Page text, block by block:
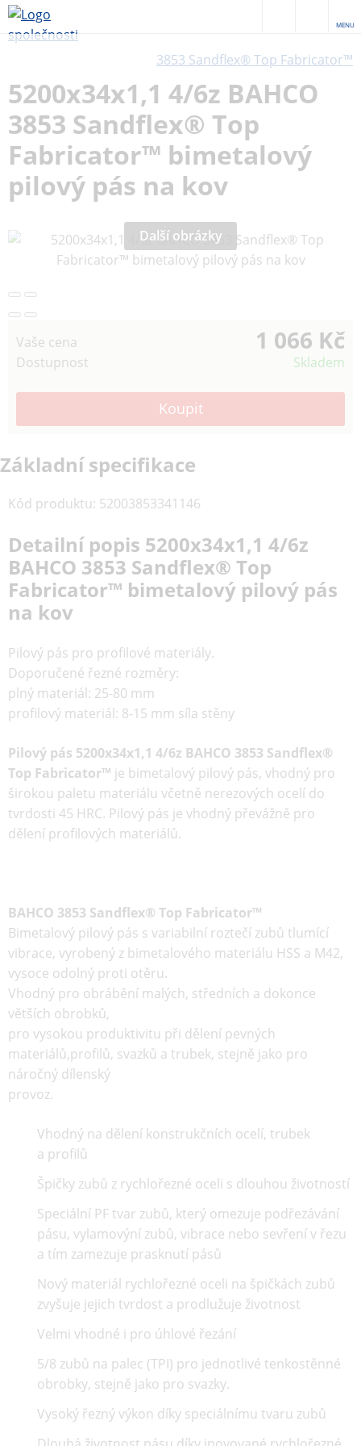
MENU
3853 Sandflex® Top Fabricator™
5200x34x1,1 4/6z BAHCO
3853 Sandflex® Top
Fabricator™ bimetalový
pilový pás na kov
Další obrázky
Vaše cena 1 066 Kč
Dostupnost Skladem
Základní specifikace
Kód produktu: 52003853341146
Detailní popis 5200x34x1,1 4/6z
BAHCO 3853 Sandflex® Top
Fabricator™ bimetalový pilový pás
na kov
Pilový pás pro profilové materiály.
Doporučené řezné rozměry:
plný materiál: 25-80 mm
profilový materiál: 8-15 mm síla stěny
Pilový pás 5200x34x1,1 4/6z BAHCO 3853 Sandflex®
Top Fabricator™ je bimetalový pilový pás, vhodný pro
širokou paletu materiálu včetně nerezových ocelí do
tvrdosti 45 HRC. Pilový pás je vhodný převážně pro
dělení profilových materiálů.
BAHCO 3853 Sandflex® Top Fabricator™
Bimetalový pilový pás s variabilní roztečí zubů tlumící
vibrace, vyrobený z bimetalového materiálu HSS a M42,
vysoce odolný proti otěru.
Vhodný pro obrábění malých, středních a dokonce
větších obrobků,
pro vysokou produktivitu při dělení pevných
materiálů,profilů, svazků a trubek, stejně jako pro
náročný dílenský
provoz.
Vhodný na dělení konstrukčních ocelí, trubek
a profilů
Špičky zubů z rychlořezné oceli s dlouhou životností
Speciální PF tvar zubů, který omezuje podřezávání
pásu, vylamovýní zubů, vibrace nebo sevření v řezu
a tím zamezuje prasknutí pásů
Nový materiál rychlořezné oceli na špičkách zubů
zvyšuje jejich tvrdost a prodlužuje životnost
Velmi vhodné i pro úhlové řezání
5/8 zubů na palec (TPI) pro jednotlivé tenkostěnné
obrobky, stejně jako pro svazky.
Vysoký řezný výkon díky speciálnímu tvaru zubů